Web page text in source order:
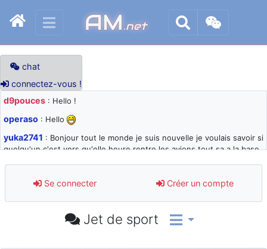
AM.net
chat
connectez-vous !
d9pouces : Hello !
operaso : Hello
yuka2741 : Bonjour tout le monde je suis nouvelle je voulais savoir si
quelqu'un c'est vers qu'elle heure rentre les avions tout sa a la base
d9pouces: désolé pour les quelques blocages du site ces derniers
jours : je teste des méthodes contre le spam et les bots trop nocifs
: Super, la nouvelle bannière
Se connecter Créer un compte
Jet de sport